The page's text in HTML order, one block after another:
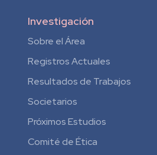
Investigación
Sobre el Área
Registros Actuales
Resultados de Trabajos
Societarios
Próximos Estudios
Comité de Ética